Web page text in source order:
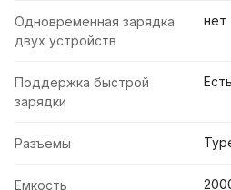
Одновременная зарядка
двух устройств
нет
Поддержка быстрой
зарядки
Есть
Разъемы
Емкость